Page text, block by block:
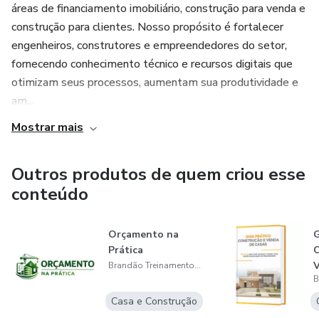
áreas de financiamento imobiliário, construção para venda e
construção para clientes. Nosso propósito é fortalecer
engenheiros, construtores e empreendedores do setor,
fornecendo conhecimento técnico e recursos digitais que
otimizam seus processos, aumentam sua produtividade e
am...
Mostrar mais
Outros produtos de quem criou esse
conteúdo
Orçamento na
Prática
Brandão Treinamentos LTDA
Casa e Construção